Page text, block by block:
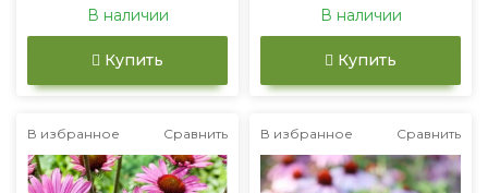
В наличии
Купить
В наличии
Купить
В избранное Сравнить В избранное Сравнить